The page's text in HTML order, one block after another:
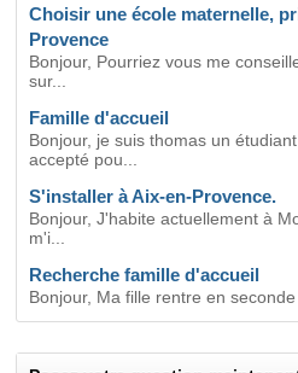
Choisir une école maternelle,
Provence
Bonjour, Pourriez vous me
sur...
Famille d'accueil
Bonjour, je suis thomas un
accepté pou...
S'installer à Aix-en-Provence.
Bonjour, J'habite actuellement à
m'i...
Recherche famille d'accueil
Bonjour, Ma fille rentre en seconde